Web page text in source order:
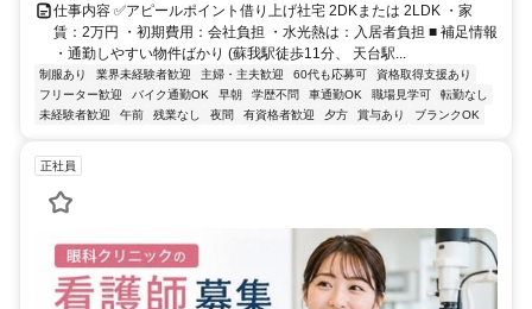
仕事内容 ✅アピールポイント借り上げ社宅 2DKまたは 2LDK ・家
賃：2万円 ・初期費用：会社負担 ・水光熱は：入居者負担 ■ 補足情報
・通勤しやすい物件ばかり (蘇我駅徒歩11分、 天台駅...
制服あり 業界未経験者歓迎 主婦・主夫歓迎 60代も応募可
資格取得支援あり
フリーター歓迎
バイク通勤OK 早朝 学歴不問 車通勤OK 職場見学可
転勤なし
未経験者歓迎
午前 残業なし 夜間 有資格者歓迎 夕方 賞与あり ブランクOK
正社員